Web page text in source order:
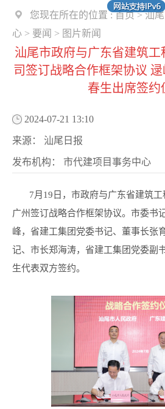
您现在所在的位置 :首页>汕
心 > 要闻 > 图片新闻
汕尾市政府与广东省建筑
司签订战略合作框架协议
春生出席签约
2024-07-21 13:10
来源： 汕尾日报
发布机构： 市代建项目事务中心
7月19日，市政府与广东省建筑工
广州签订战略合作框架协议。市委书
峰，省建工集团党委书记、董事长张
记、市长郑海涛，省建工集团党委副
生代表双方签约。